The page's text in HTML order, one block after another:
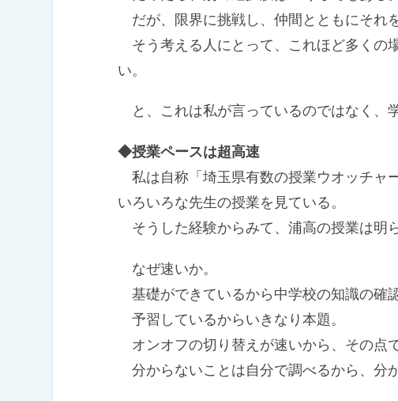
だが、限界に挑戦し、仲間とともにそれ
そう考える人にとって、これほど多くの
い。
と、これは私が言っているのではなく、
◆授業ペースは超高速
私は自称「埼玉県有数の授業ウオッチャ
いろいろな先生の授業を見ている。
そうした経験からみて、浦高の授業は明
なぜ速いか。
基礎ができているから中学校の知識の確
予習しているからいきなり本題。
オンオフの切り替えが速いから、その点
分からないことは自分で調べるから、分